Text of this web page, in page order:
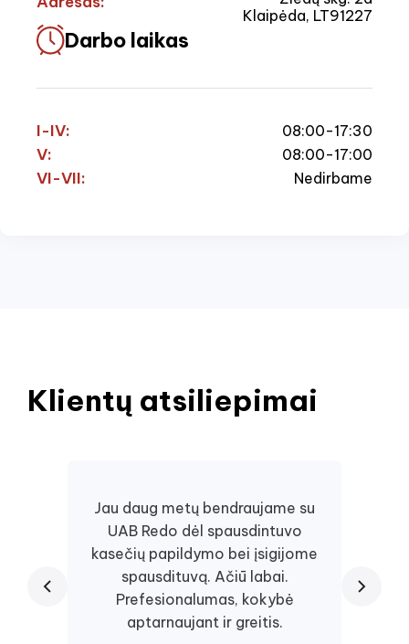
Klaipėda, LT91227
Darbo laikas
I-IV: 08:00-17:30
V: 08:00-17:00
VI-VII: Nedirbame
Klientų atsiliepimai
Jau daug metų bendraujame su
UAB Redo dėl spausdintuvo
kasečių papildymo bei įsigijome
spausdituvą. Ačiū labai.
Prefesionalumas, kokybė
aptarnaujant ir greitis.